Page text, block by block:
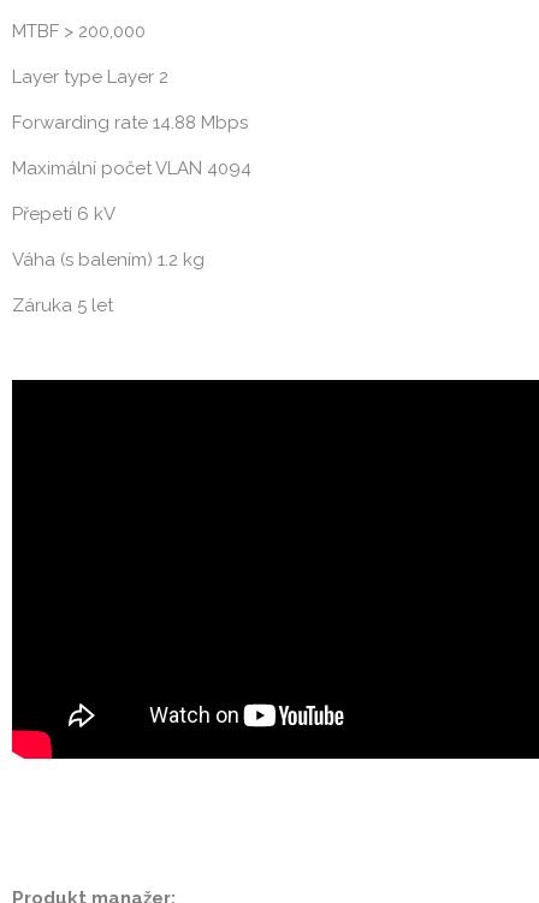
MTBF > 200,000
Layer type Layer 2
Forwarding rate 14.88 Mbps
Maximální počet VLAN 4094
Přepetí 6 kV
Váha (s balením) 1.2 kg
Záruka 5 let
Produkt manažer: